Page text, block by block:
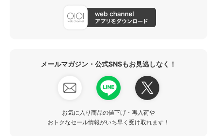
メールマガジン・公式SNSもお見逃しなく！
お気に入り商品の値下げ・再入荷や
おトクなセール情報がいち早く受け取れます！